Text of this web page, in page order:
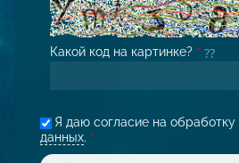
Какой код на картинке? *
Я даю согласие на обработку
данных. *